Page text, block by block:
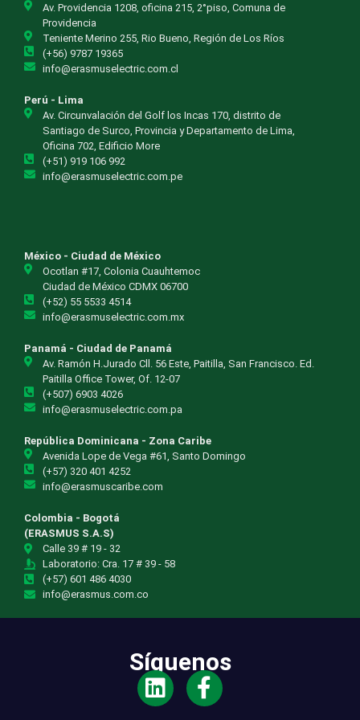
Av. Providencia 1208, oficina 215, 2°piso, Comuna de
Providencia
Teniente Merino 255, Rio Bueno, Región de Los Ríos
(+56) 9787 19365
info@erasmuselectric.com.cl
Perú - Lima
Av. Circunvalación del Golf los Incas 170, distrito de
Santiago de Surco, Provincia y Departamento de Lima,
Oficina 702, Edificio More
(+51) 919 106 992
info@erasmuselectric.com.pe
México - Ciudad de México
Ocotlan #17, Colonia Cuauhtemoc
Ciudad de México CDMX 06700
(+52) 55 5533 4514
info@erasmuselectric.com.mx
Panamá - Ciudad de Panamá
Av. Ramón H.Jurado Cll. 56 Este, Paitilla, San Francisco. Ed.
Paitilla Office Tower, Of. 12-07
(+507) 6903 4026
info@erasmuselectric.com.pa
República Dominicana - Zona Caribe
Avenida Lope de Vega #61, Santo Domingo
(+57) 320 401 4252
info@erasmuscaribe.com
Colombia - Bogotá
(ERASMUS S.A.S)
Calle 39 # 19 - 32
Laboratorio: Cra. 17 # 39 - 58
(+57) 601 486 4030
info@erasmus.com.co
Síguenos